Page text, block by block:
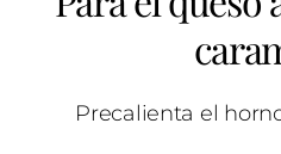
Precalienta el horno